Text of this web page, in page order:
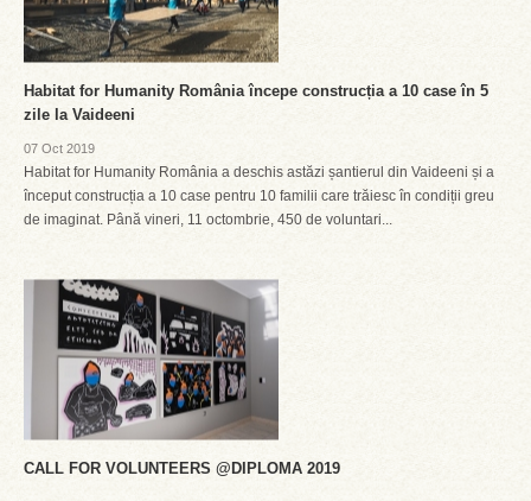
Habitat for Humanity România începe construcția a 10 case în 5
zile la Vaideeni
07 Oct 2019
Habitat for Humanity România a deschis astăzi șantierul din Vaideeni și a
început construcția a 10 case pentru 10 familii care trăiesc în condiții greu
de imaginat. Până vineri, 11 octombrie, 450 de voluntari...
CALL FOR VOLUNTEERS @DIPLOMA 2019